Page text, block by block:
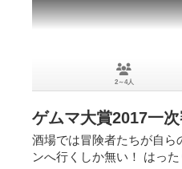
2～4人
ゲムマ大賞2017一
酒場では冒険者たちが自ら
ンへ行くしか無い！ はっ